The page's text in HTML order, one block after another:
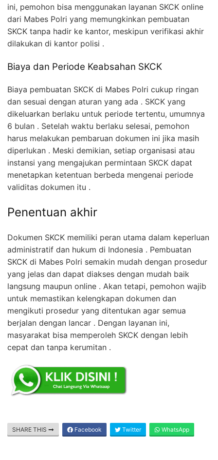
ini, pemohon bisa menggunakan layanan SKCK online
dari Mabes Polri yang memungkinkan pembuatan
SKCK tanpa hadir ke kantor, meskipun verifikasi akhir
dilakukan di kantor polisi .
Biaya dan Periode Keabsahan SKCK
Biaya pembuatan SKCK di Mabes Polri cukup ringan
dan sesuai dengan aturan yang ada . SKCK yang
dikeluarkan berlaku untuk periode tertentu, umumnya
6 bulan . Setelah waktu berlaku selesai, pemohon
harus melakukan pembaruan dokumen ini jika masih
diperlukan . Meski demikian, setiap organisasi atau
instansi yang mengajukan permintaan SKCK dapat
menetapkan ketentuan berbeda mengenai periode
validitas dokumen itu .
Penentuan akhir
Dokumen SKCK memiliki peran utama dalam keperluan
administratif dan hukum di Indonesia . Pembuatan
SKCK di Mabes Polri semakin mudah dengan prosedur
yang jelas dan dapat diakses dengan mudah baik
langsung maupun online . Akan tetapi, pemohon wajib
untuk memastikan kelengkapan dokumen dan
mengikuti prosedur yang ditentukan agar semua
berjalan dengan lancar . Dengan layanan ini,
masyarakat bisa memperoleh SKCK dengan lebih
cepat dan tanpa kerumitan .
SHARE THIS Facebook Twitter WhatsApp